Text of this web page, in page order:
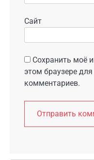
Сайт
Сохранить моё
этом браузере
комментариев.